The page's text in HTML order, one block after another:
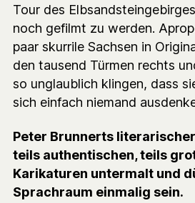
Tour des
noch gefilmt zu werden.
paar skurrile Sachsen in
den tausend Türmen rechts
so unglaublich klingen, dass
sich einfach niemand
Peter Brunnerts
teils authentischen, teils
Karikaturen untermalt und
Sprachraum einmalig sein.